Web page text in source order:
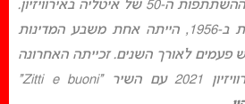
אירוויזיון 2025: זו הייתה ההשתתפות ה-50 של איטליה באירוויזיון.
איטליה הצטרפה לתחרות ב-1956, הייתה אחת משבע המדינות
פעמים לאורך השנים. זכייתה האחרונה
של איטליה הייתה באירוויזיון 2021 עם השיר “Zitti e buoni”